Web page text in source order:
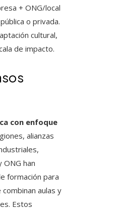
+ ONG/local
o privada.
cultural,
de impacto.
con enfoque
alianzas
han
formación para
aulas y
Estos